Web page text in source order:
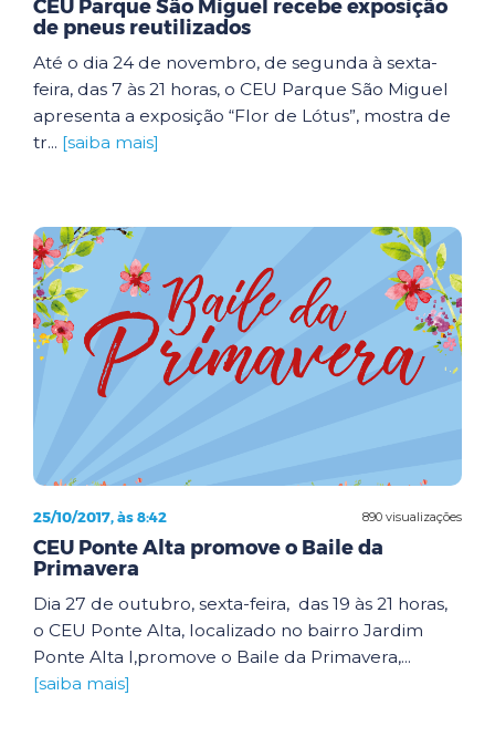
CEU Parque São Miguel recebe exposição
de pneus reutilizados
Até o dia 24 de novembro, de segunda à sexta-
feira, das 7 às 21 horas, o CEU Parque São Miguel
apresenta a exposição “Flor de Lótus”, mostra de
tr... [saiba mais]
890 visualizações
25/10/2017, às 8:42
CEU Ponte Alta promove o Baile da
Primavera
Dia 27 de outubro, sexta-feira, das 19 às 21 horas,
o CEU Ponte Alta, localizado no bairro Jardim
Ponte Alta I,promove o Baile da Primavera,...
[saiba mais]